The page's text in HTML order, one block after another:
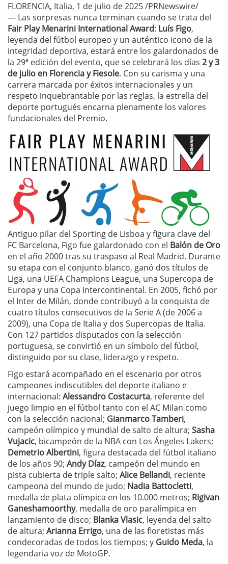
FLORENCIA, Italia, 1 de julio de 2025 /PRNewswire/
— Las sorpresas nunca terminan cuando se trata del
Fair Play Menarini International Award: Luís Figo,
leyenda del fútbol europeo y un auténtico icono de la
integridad deportiva, estará entre los galardonados de
la 29ª edición del evento, que se celebrará los días 2 y 3
de julio en Florencia y Fiesole. Con su carisma y una
carrera marcada por éxitos internacionales y un
respeto inquebrantable por las reglas, la estrella del
deporte portugués encarna plenamente los valores
fundacionales del Premio.
Antiguo pilar del Sporting de Lisboa y figura clave del
FC Barcelona, Figo fue galardonado con el Balón de Oro
en el año 2000 tras su traspaso al Real Madrid. Durante
su etapa con el conjunto blanco, ganó dos títulos de
Liga, una UEFA Champions League, una Supercopa de
Europa y una Copa Intercontinental. En 2005, fichó por
el Inter de Milán, donde contribuyó a la conquista de
cuatro títulos consecutivos de la Serie A (de 2006 a
2009), una Copa de Italia y dos Supercopas de Italia.
Con 127 partidos disputados con la selección
portuguesa, se convirtió en un símbolo del fútbol,
distinguido por su clase, liderazgo y respeto.
Figo estará acompañado en el escenario por otros
campeones indiscutibles del deporte italiano e
internacional: Alessandro Costacurta, referente del
juego limpio en el fútbol tanto con el AC Milan como
con la selección nacional; Gianmarco Tamberi,
campeón olímpico y mundial de salto de altura; Sasha
Vujacic, bicampeón de la NBA con Los Ángeles Lakers;
Demetrio Albertini, figura destacada del fútbol italiano
de los años 90; Andy Díaz, campeón del mundo en
pista cubierta de triple salto; Alice Bellandi, reciente
campeona del mundo de judo; Nadia Battocletti,
medalla de plata olímpica en los 10.000 metros; Rigivan
Ganeshamoorthy, medalla de oro paralímpica en
lanzamiento de disco; Blanka Vlasic, leyenda del salto
de altura; Arianna Errigo, una de las floretistas más
condecoradas de todos los tiempos; y Guido Meda, la
legendaria voz de MotoGP.